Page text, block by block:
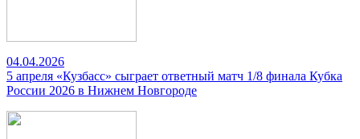
04.04.2026
5 апреля «Кузбасс» сыграет ответный матч 1/8 финала Кубка
России 2026 в Нижнем Новгороде